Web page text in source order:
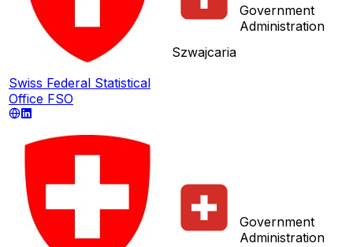
Swiss Federal Statistical
Office FSO
Szwajcaria
Government
Administration
Government
Administration